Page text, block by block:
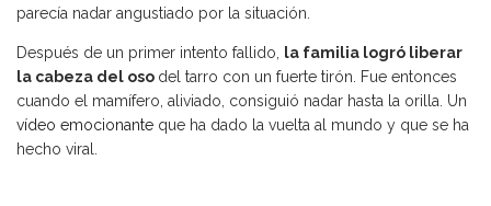
parecía nadar angustiado por la situación.
Después de un primer intento fallido, la familia logró liberar
la cabeza del oso del tarro con un fuerte tirón. Fue entonces
cuando el mamífero, aliviado, consiguió nadar hasta la orilla. Un
vídeo emocionante que ha dado la vuelta al mundo y que se ha
hecho viral.